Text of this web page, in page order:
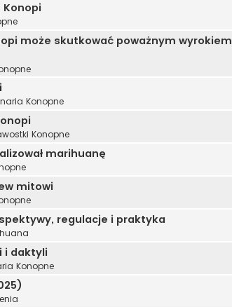
Konopi
może skutkować poważnym wyrokiem
Konopne
Konopne
marihuanę
mitowi
regulacje i praktyka
i daktyli
Konopne